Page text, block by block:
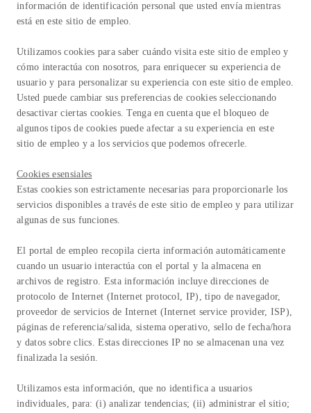
información de identificación personal que usted envía mientras
está en este sitio de empleo.
Utilizamos cookies para saber cuándo visita este sitio de empleo y
cómo interactúa con nosotros, para enriquecer su experiencia de
usuario y para personalizar su experiencia con este sitio de empleo.
Usted puede cambiar sus preferencias de cookies seleccionando
desactivar ciertas cookies. Tenga en cuenta que el bloqueo de
algunos tipos de cookies puede afectar a su experiencia en este
sitio de empleo y a los servicios que podemos ofrecerle.
Cookies esensiales
Estas cookies son estrictamente necesarias para proporcionarle los
servicios disponibles a través de este sitio de empleo y para utilizar
algunas de sus funciones.
El portal de empleo recopila cierta información automáticamente
cuando un usuario interactúa con el portal y la almacena en
archivos de registro. Esta información incluye direcciones de
protocolo de Internet (Internet protocol, IP), tipo de navegador,
proveedor de servicios de Internet (Internet service provider, ISP),
páginas de referencia/salida, sistema operativo, sello de fecha/hora
y datos sobre clics. Estas direcciones IP no se almacenan una vez
finalizada la sesión.
Utilizamos esta información, que no identifica a usuarios
individuales, para: (i) analizar tendencias; (ii) administrar el sitio;